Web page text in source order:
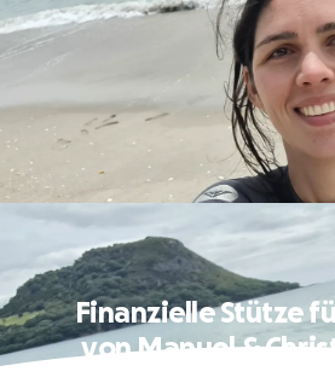
Finanzielle Stütze
von Manuel &